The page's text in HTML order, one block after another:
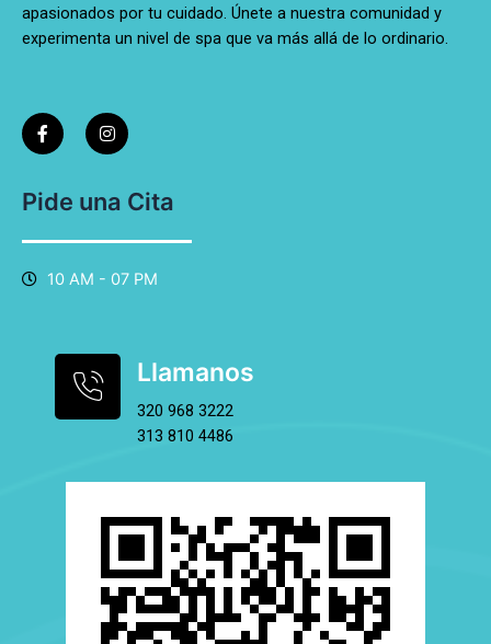
apasionados por tu cuidado. Únete a nuestra comunidad y
experimenta un nivel de spa que va más allá de lo ordinario.
F
a
c
e
o
o
-
I
n
s
t
g
r
m
Pide una Cita
10 AM - 07 PM
Llamanos
320 968 3222
313 810 4486